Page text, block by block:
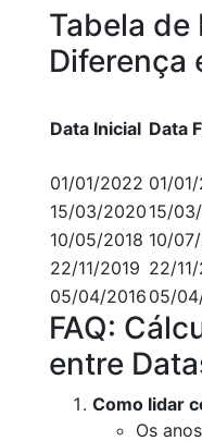
Tabela de
Diferença
Data Inicial Data
01/01/2022 01/
15/03/2020 15/
10/05/2018 10/
22/11/2019 22/
05/04/2016 05/
FAQ:
entre
Como lidar
Os